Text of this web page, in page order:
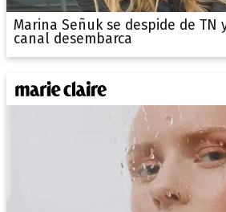
Marina Señuk se despide de TN
canal desembarca